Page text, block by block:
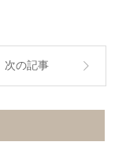
次の記事